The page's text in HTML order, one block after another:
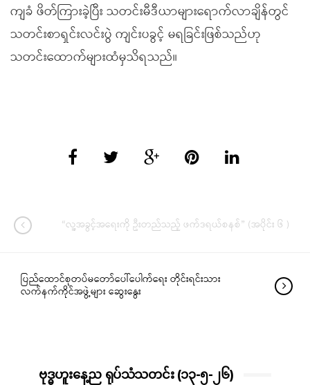
ကျခံ ဖိတ်ကြားခဲ့ပြီး သတင်းမီဒီယာများရောက်လာချိန်တွင်
သတင်းစာရှင်းလင်းပွဲ ကျင်းပခွင့် မရခြင်းဖြစ်သည်ဟု
သတင်းထောက်များထံမှသိရသည်။
“လူ့အခွင့်အရေးကို ဦးတည်သည့် ဖက်ဒရယ်စနစ်” (အပိုင်း ၆ )
ပြည်ထောင်စုတပ်မတော်ပေါ်ပေါက်ရေး တိုင်းရင်းသား
လက်နက်ကိုင်အဖွဲ့များ ဆွေးနွေး
ဗုဒ္ဓဟူးနေ့ည ရုပ်သံသတင်း (၁၃-၅-၂၆)